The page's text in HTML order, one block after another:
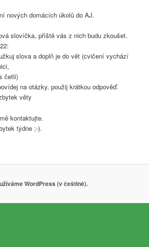
nových domácích úkolů do AJ.
slovíčka, příště vás z nich budu zkoušet.
slova a doplň je do vět (cvičení vychází
četli)
na otázky, použij krátkou odpověď.
věty
kontaktujte.
týdne ;-).
WordPress (v češtině).